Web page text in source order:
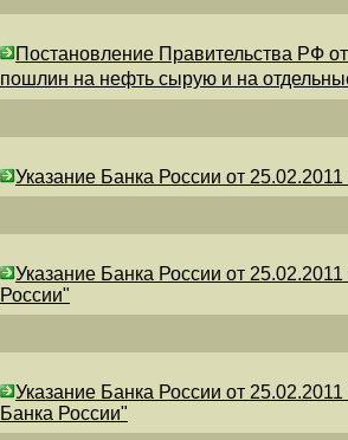
Постановление Правительства РФ
пошлин на нефть сырую и на
Указание Банка России от
Указание Банка России от
России"
Указание Банка России от
Банка России"